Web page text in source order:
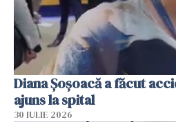
Diana Șoșoacă a făcut
ajuns la spital
30 IULIE 2026